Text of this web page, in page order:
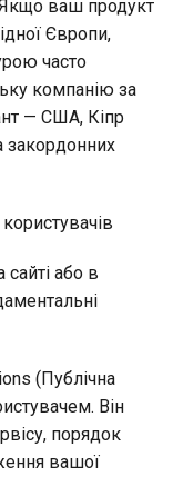
Якщо ваш продукт
Європи,
часто
компанію за
— США, Кіпр
закордонних
або в
(Публічна
Він
порядок
вашої